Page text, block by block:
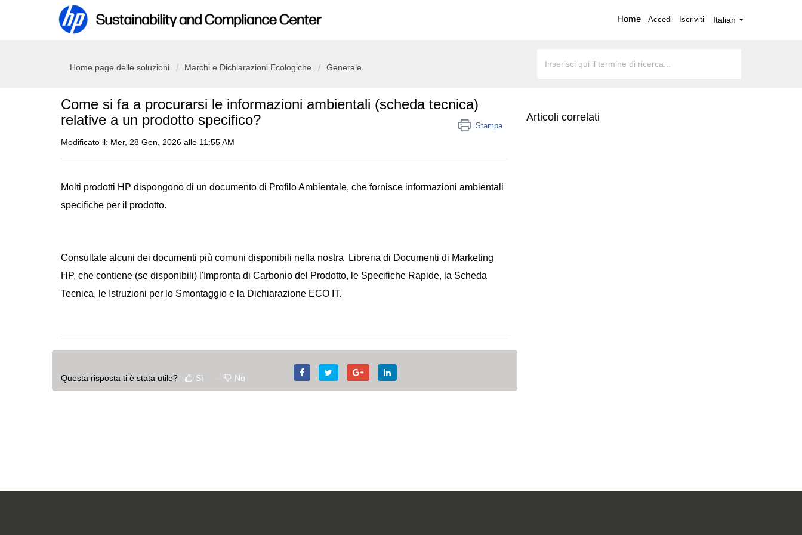
Home Italian
Accedi Iscriviti
Home page delle soluzioni Marchi e Dichiarazioni Ecologiche Generale
Come si fa a procurarsi le informazioni ambientali (scheda tecnica)
relative a un prodotto specifico?
Stampa
Modificato il: Mer, 28 Gen, 2026 alle 11:55 AM
Molti prodotti HP dispongono di un documento di Profilo Ambientale, che fornisce informazioni ambientali
specifiche per il prodotto.
Consultate alcuni dei documenti più comuni disponibili nella nostra
Libreria di Documenti di Marketing
HP, che contiene (se disponibili) l'Impronta di Carbonio del Prodotto, le Specifiche Rapide, la Scheda
Tecnica, le Istruzioni per lo Smontaggio e la Dichiarazione ECO IT.
Questa risposta ti è stata utile? Sì No
Articoli correlati